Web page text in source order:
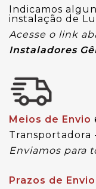
Indicamos
instalação de
Acesse o link
Instaladores
Meios de Envio
Transportadora
Enviamos para
Prazos de Envio